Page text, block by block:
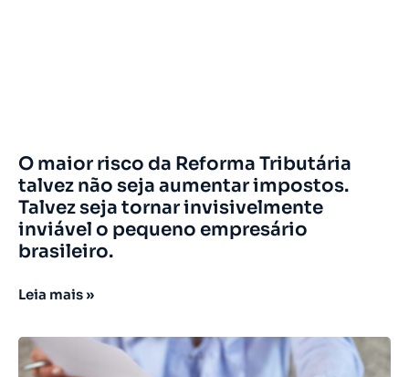
O maior risco da Reforma Tributária
talvez não seja aumentar impostos.
Talvez seja tornar invisivelmente
inviável o pequeno empresário
brasileiro.
Leia mais »